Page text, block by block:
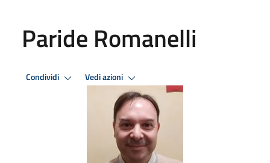
Paride Romanelli
Condividi Vedi azioni